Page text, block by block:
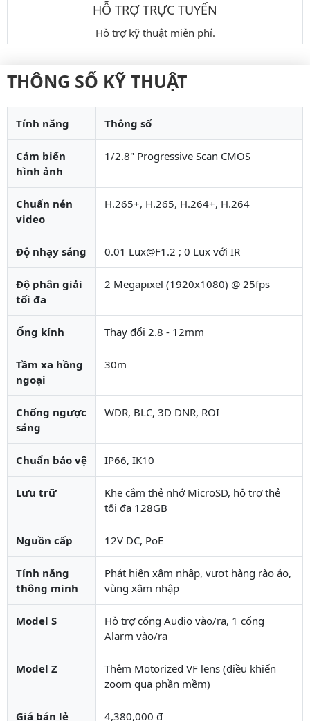
HỖ TRỢ TRỰC TUYẾN
Hỗ trợ kỹ thuật miễn phí.
THÔNG SỐ KỸ THUẬT
Tính năng Thông số
Cảm biến
hình ảnh
1/2.8" Progressive Scan CMOS
Chuẩn nén
video
H.265+, H.265, H.264+, H.264
Độ nhạy sáng 0.01 Lux@F1.2 ; 0 Lux với IR
Độ phân giải
tối đa
2 Megapixel (1920x1080) @ 25fps
Ống kính Thay đổi 2.8 - 12mm
Tầm xa hồng
ngoại
30m
Chống ngược
sáng
WDR, BLC, 3D DNR, ROI
Chuẩn bảo vệ IP66, IK10
Lưu trữ
Khe cắm thẻ nhớ MicroSD, hỗ trợ thẻ
tối đa 128GB
Nguồn cấp 12V DC, PoE
Tính năng
thông minh
Phát hiện xâm nhập, vượt hàng rào ảo,
vùng xâm nhập
Model S
Hỗ trợ cổng Audio vào/ra, 1 cổng
Alarm vào/ra
Model Z
Thêm Motorized VF lens (điều khiển
zoom qua phần mềm)
Giá bán lẻ 4,380,000 đ